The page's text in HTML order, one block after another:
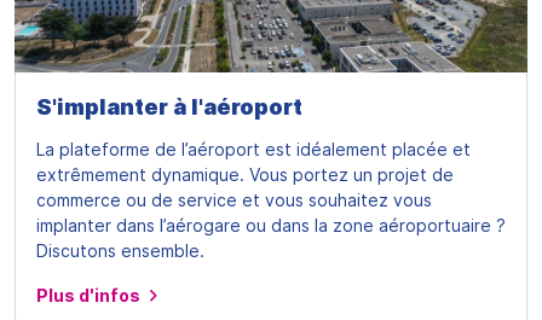
S'implanter à l'aéroport
La plateforme de l’aéroport est idéalement placée et
extrêmement dynamique. Vous portez un projet de
commerce ou de service et vous souhaitez vous
implanter dans l’aérogare ou dans la zone aéroportuaire ?
Discutons ensemble.
Plus d'infos